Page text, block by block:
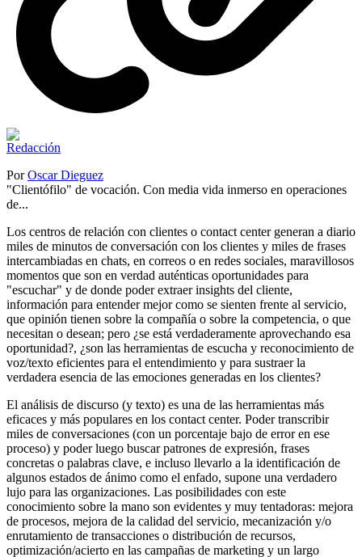
PorOscar Dieguez
"Clientófilo" de vocación. Con media vida inmerso en operaciones
de...
Los centros de relación con clientes o contact center generan a diario
miles de minutos de conversación con los clientes y miles de frases
intercambiadas en chats, en correos o en redes sociales, maravillosos
momentos que son en verdad auténticas oportunidades para
"escuchar" y de donde poder extraer insights del cliente,
información para entender mejor como se sienten frente al servicio,
que opinión tienen sobre la compañía o sobre la competencia, o que
necesitan o desean; pero ¿se está verdaderamente aprovechando esa
oportunidad?, ¿son las herramientas de escucha y reconocimiento de
voz/texto eficientes para el entendimiento y para sustraer la
verdadera esencia de las emociones generadas en los clientes?
El análisis de discurso (y texto) es una de las herramientas más
eficaces y más populares en los contact center. Poder transcribir
miles de conversaciones (con un porcentaje bajo de error en ese
proceso) y poder luego buscar patrones de expresión, frases
concretas o palabras clave, e incluso llevarlo a la identificación de
algunos estados de ánimo como el enfado, supone una verdadero
lujo para las organizaciones. Las posibilidades con este
conocimiento sobre la mano son evidentes y muy tentadoras: mejora
de procesos, mejora de la calidad del servicio, mecanización y/o
enrutamiento de transacciones o distribución de recursos,
optimización/acierto en las campañas de marketing y un largo